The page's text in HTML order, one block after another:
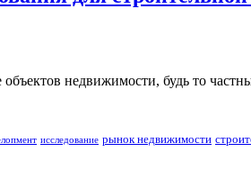
недвижимости, будь то
исследование рынок недвижимости